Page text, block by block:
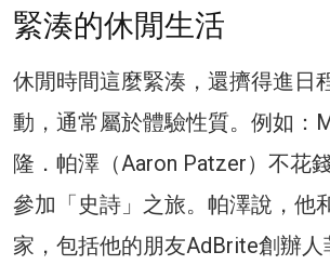
緊湊的休閒生活
休閒時間這麼緊湊，還擠得進日
動，通常屬於體驗性質。例如：
隆．帕澤（Aaron Patzer）不花
參加「史詩」之旅。帕澤說，他
家，包括他的朋友AdBrite創辦人